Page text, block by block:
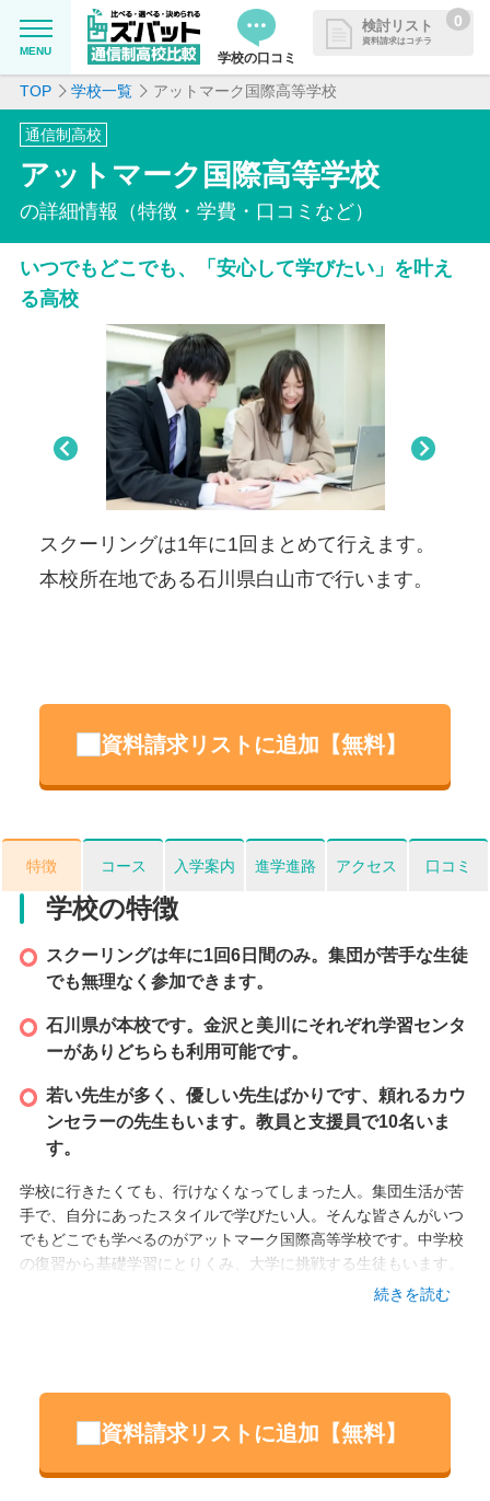
MENU 学校の口コミ
検討リスト
資料請求はコチラ
0
資料請求リストに追加しました
めて資料請求できます
MENU
学校を探したい
通信制高校について知りたい
はじめての方へ
よくある質問
掲載を希望される学校様へ
TOP 学校一覧 アットマーク国際高等学校
通信制高校
アットマーク国際高等学校
の詳細情報（特徴・学費・口コミなど）
いつでもどこでも、「安心して学びたい」を叶え
る高校
スクーリングは1年に1回まとめて行えます。
本校所在地である石川県白山市で行います。
資料請求リストに追加【無料】
特徴 コース 入学案内 進学進路 アクセス 口コミ
学校の特徴
スクーリングは年に1回6日間のみ。集団が苦手な生徒
でも無理なく参加できます。
石川県が本校です。金沢と美川にそれぞれ学習センタ
ーがありどちらも利用可能です。
若い先生が多く、優しい先生ばかりです、頼れるカウ
ンセラーの先生もいます。教員と支援員で10名いま
す。
学校に行きたくても、行けなくなってしまった人。集団生活が苦
手で、自分にあったスタイルで学びたい人。そんな皆さんがいつ
でもどこでも学べるのがアットマーク国際高等学校です。中学校
の復習から基礎学習にとりくみ、大学に挑戦する生徒もいます。
就職を目指す生徒もいます。少しずつ働き始める練習をする生徒
2004 年
続きを読む
資料請求リストに追加【無料】